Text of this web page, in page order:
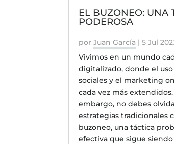
EL BUZONEO: UNA
PODEROSA
porJuan García |5 Jul
Vivimos en un mundo
digitalizado, donde el
sociales y el marketing
cada vez más extendidos.
embargo, no debes
estrategias tradicionales
buzoneo, una táctica
efectiva que sigue